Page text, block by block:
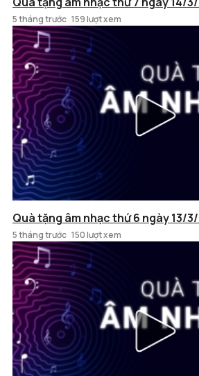
5 tháng trước 159 lượt xem
Quà tặng âm nhạc thứ 6 ngày 13/
5 tháng trước 150 lượt xem